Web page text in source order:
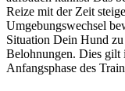
Reize mit der Zeit
Umgebungswechsel
Situation Dein Hund
Belohnungen. Dies gilt
Anfangsphase des